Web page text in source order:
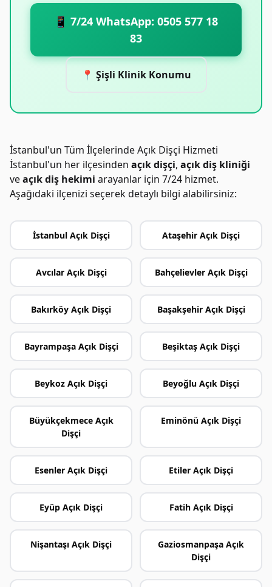
📱 7/24 WhatsApp: 0505 577 18
83
📍 Şişli Klinik Konumu
İstanbul'un Tüm İlçelerinde Açık Dişçi Hizmeti
İstanbul'un her ilçesinden açık dişçi, açık diş kliniği
veaçık diş hekimi arayanlar için 7/24 hizmet.
Aşağıdaki ilçenizi seçerek detaylı bilgi alabilirsiniz:
İstanbul Açık Dişçi Ataşehir Açık Dişçi
Avcılar Açık Dişçi Bahçelievler Açık Dişçi
Bakırköy Açık Dişçi Başakşehir Açık Dişçi
Bayrampaşa Açık Dişçi Beşiktaş Açık Dişçi
Beykoz Açık Dişçi Beyoğlu Açık Dişçi
Büyükçekmece Açık
Dişçi
Eminönü Açık Dişçi
Esenler Açık Dişçi Etiler Açık Dişçi
Eyüp Açık Dişçi Fatih Açık Dişçi
Nişantaşı Açık Dişçi
Gaziosmanpaşa Açık
Dişçi